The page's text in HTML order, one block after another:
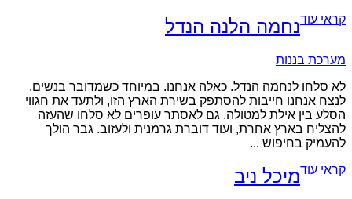
קראי עודנחמה הלנה הנדל
מערכת בננות
לא סלחו לנחמה הנדל. כאלה אנחנו. במיוחד כשמדובר בנשים.
לנצח אנחנו חייבות להסתפק בשירת הארץ הזו, ולתעד את חגווי
הסלע בין אילת למטולה. גם לאסתר עופרים לא סלחו שהעזה
להצליח בארץ אחרת, ועוד דוברת גרמנית ולעזוב. גבר הולך
להעמיק בחיפוש ...
קראי עודמיכל ניב